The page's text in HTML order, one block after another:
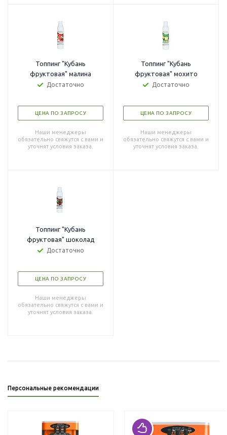
Топпинг "Кубань
фруктовая" малина
Достаточно
ЦЕНА ПО ЗАПРОСУ
Наши менеджеры
обязательно свяжутся с вами и
уточнят условия заказа.
Топпинг "Кубань
фруктовая" мохито
Достаточно
ЦЕНА ПО ЗАПРОСУ
Наши менеджеры
обязательно свяжутся с вами и
уточнят условия заказа.
Топпинг "Кубань
фруктовая" шоколад
Достаточно
ЦЕНА ПО ЗАПРОСУ
Наши менеджеры
обязательно свяжутся с вами и
уточнят условия заказа.
Персональные рекомендации